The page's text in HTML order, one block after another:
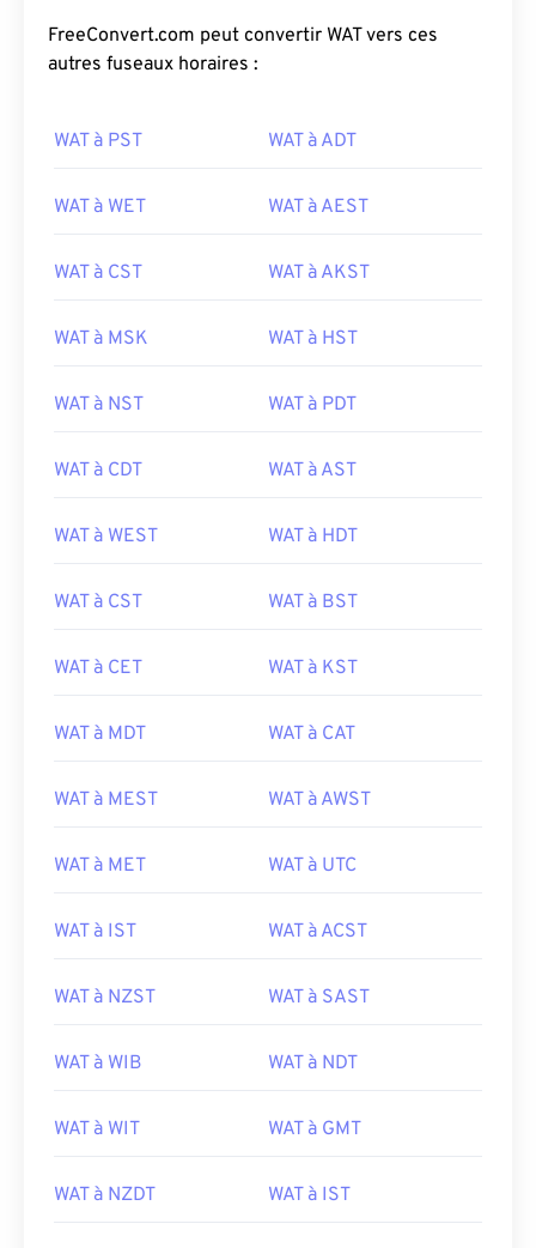
FreeConvert.com peut convertir WAT vers ces
autres fuseaux horaires :
WAT à PST WAT à ADT
WAT à WET WAT à AEST
WAT à CST WAT à AKST
WAT à MSK WAT à HST
WAT à NST WAT à PDT
WAT à CDT WAT à AST
WAT à WEST WAT à HDT
WAT à CST WAT à BST
WAT à CET WAT à KST
WAT à MDT WAT à CAT
WAT à MEST WAT à AWST
WAT à MET WAT à UTC
WAT à IST WAT à ACST
WAT à NZST WAT à SAST
WAT à WIB WAT à NDT
WAT à WIT WAT à GMT
WAT à NZDT WAT à IST